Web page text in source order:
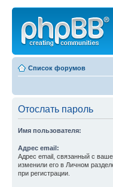
Список форумов
Отослать пароль
Имя пользователя:
Адрес email:
Адрес email, связанный с
изменили его в Личном
при регистрации.